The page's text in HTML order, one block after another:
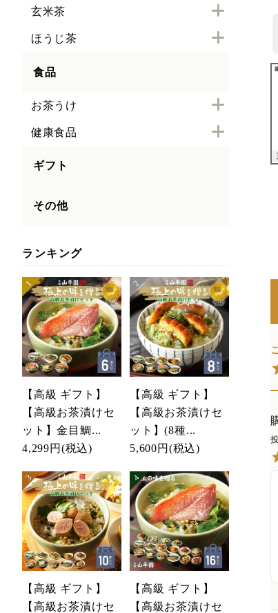
玄米茶
ほうじ茶
食品
お茶うけ
健康食品
ギフト
その他
ランキング
【高級 ギフト】
【高級お茶漬けセ
ット】金目鯛...
4,299円 (税込)
【高級 ギフト】
【高級お茶漬けセ
ット】(8種...
5,600円 (税込)
【高級 ギフト】
【高級お茶漬けセ
【高級 ギフト】
【高級お茶漬けセ